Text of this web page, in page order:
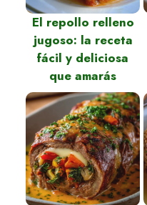
El repollo relleno
jugoso: la receta
fácil y deliciosa
que amarás